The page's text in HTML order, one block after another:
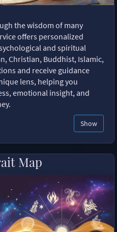
the wisdom of many
offers personalized
and spiritual
Christian, Buddhist, Islamic,
and receive guidance
lens, helping you
emotional insight, and
Show
Map